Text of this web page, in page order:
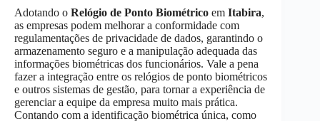
Adotando o Relógio de Ponto Biométrico em Itabira,
as empresas podem melhorar a conformidade com
regulamentações de privacidade de dados, garantindo o
armazenamento seguro e a manipulação adequada das
informações biométricas dos funcionários. Vale a pena
fazer a integração entre os relógios de ponto biométricos
e outros sistemas de gestão, para tornar a experiência de
gerenciar a equipe da empresa muito mais prática.
Contando com a identificação biométrica única, como